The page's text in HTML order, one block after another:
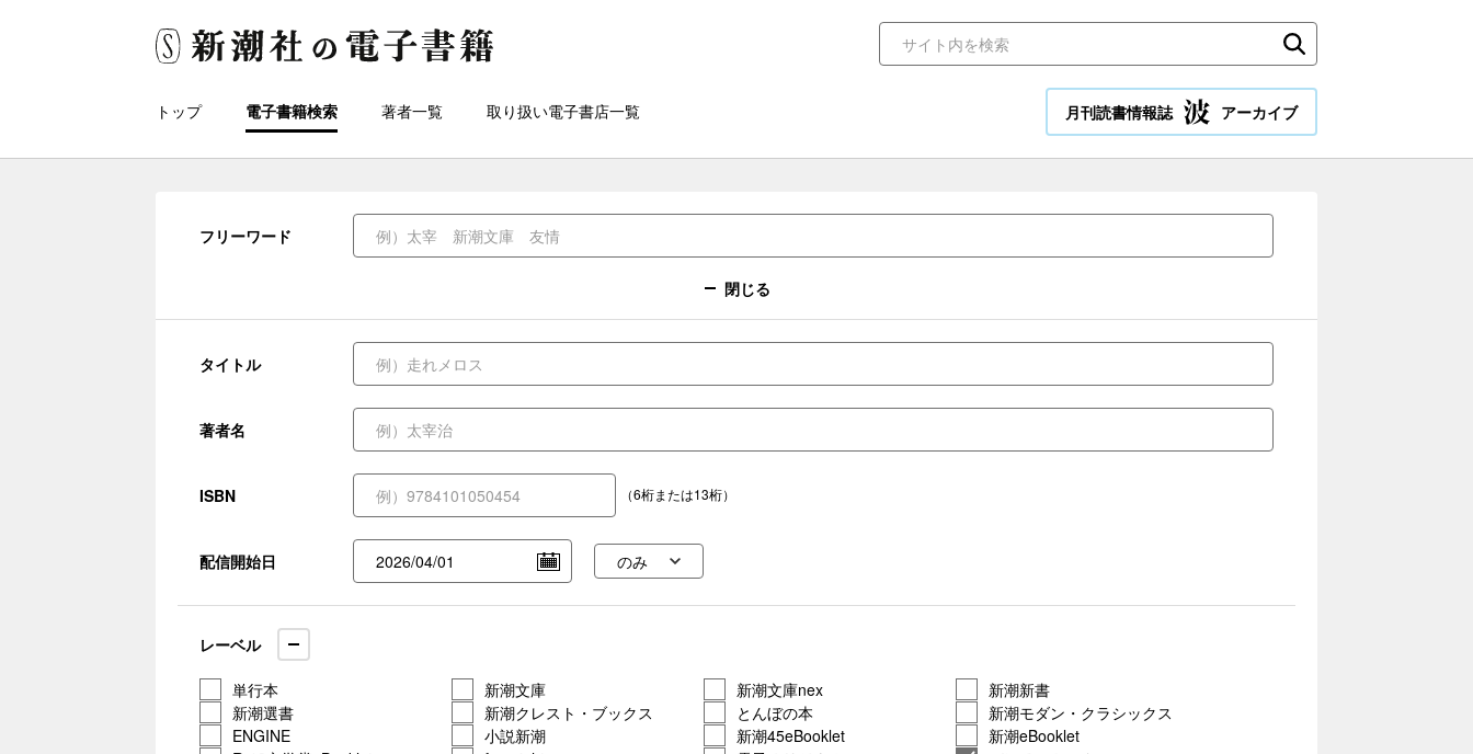
トップ 電子書籍検索 著者一覧 取り扱い電子書店一覧 月刊読書情報誌 アーカイブ
フリーワード
閉じる
タイトル
著者名
ISBN （6桁または13桁）
配信開始日
レーベル
単行本 新潮文庫 新潮文庫nex
新潮新書
新潮選書
新潮クレスト・ブックス とんぼの本
新潮モダン・クラシックス
ENGINE
小説新潮 新潮45eBooklet
新潮eBooklet